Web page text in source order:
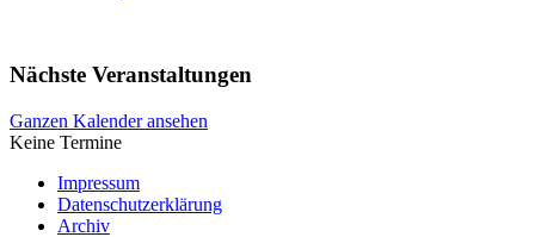
Nächste Veranstaltungen
Ganzen Kalender ansehen
Keine Termine
Impressum
Datenschutzerklärung
Archiv